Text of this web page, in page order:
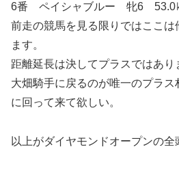
6番 ペイシャブルー 牝6 53.0
前走の競馬を見る限りではここは
ます。
距離延長は決してプラスではあり
大畑騎手に戻るのが唯一のプラ
に回って来て欲しい。
以上がダイヤモンドオープンの全